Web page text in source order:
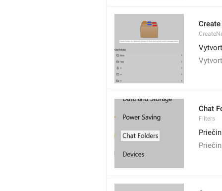
Chat
Filters